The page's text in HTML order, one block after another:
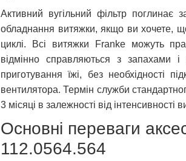
Активний вугільний фільтр поглинає
обладнання витяжки, якщо ви хочете,
циклі. Всі витяжки Franke можуть
відмінно справляються з запахами
приготування їжі, без необхідності
вентилятора. Термін служби
3 місяці в залежності від інтенсивності
Основні переваги
112.0564.564